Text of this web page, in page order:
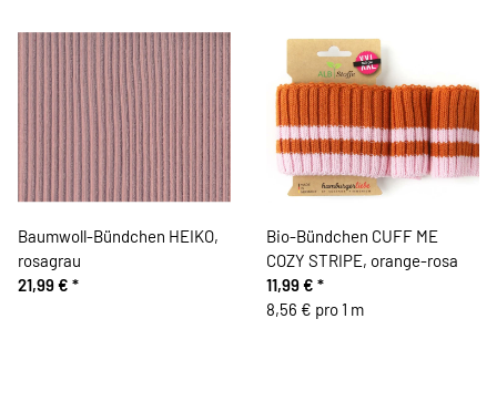
Baumwoll-Bündchen HEIKO,
rosagrau
21,99 € *
Bio-Bündchen CUFF ME
COZY STRIPE, orange-rosa
11,99 € *
8,56 € pro 1 m